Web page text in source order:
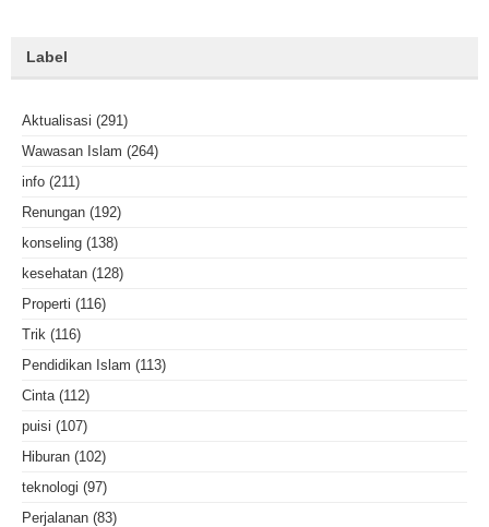
Label
Aktualisasi (291)
Wawasan Islam (264)
info (211)
Renungan (192)
konseling (138)
kesehatan (128)
Properti (116)
Trik (116)
Pendidikan Islam (113)
Cinta (112)
puisi (107)
Hiburan (102)
teknologi (97)
Perjalanan (83)